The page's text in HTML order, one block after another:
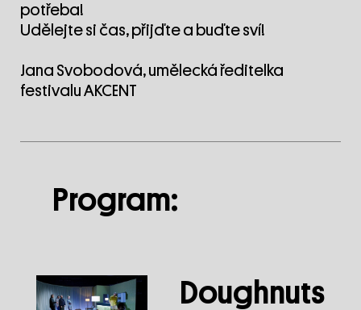
potřeba!
Udělejte si čas, přijďte a buďte sví!
Jana Svobodová, umělecká ředitelka
festivalu AKCENT
Program:
Doughnuts